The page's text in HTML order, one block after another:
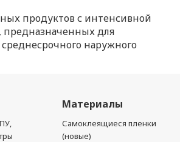
продуктов с интенсивной
предназначенных для
наружного
Материалы
Самоклеящиеся пленки
(новые)